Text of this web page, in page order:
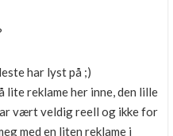
har lyst på ;)
reklame her inne, den lille
vært veldig reell og ikke for
med en liten reklame i